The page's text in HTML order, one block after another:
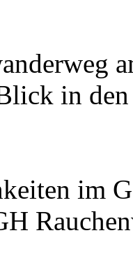
in den
im